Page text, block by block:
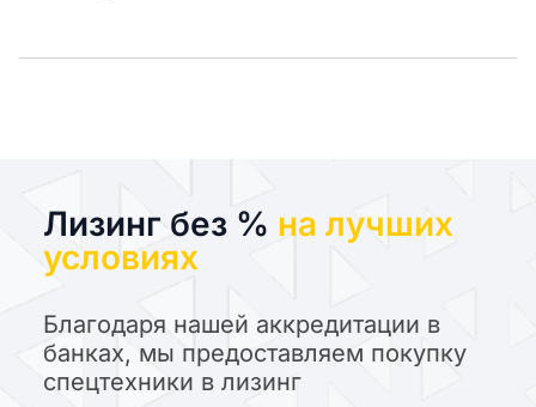
Лизинг без % на лучших
условиях
Благодаря нашей аккредитации в
банках, мы предоставляем покупку
спецтехники в лизинг